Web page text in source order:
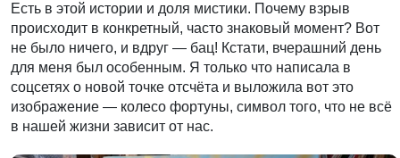
Есть в этой истории и доля мистики. Почему взрыв
происходит в конкретный, часто знаковый момент? Вот
не было ничего, и вдруг — бац! Кстати, вчерашний день
для меня был особенным. Я только что написала в
соцсетях о новой точке отсчёта и выложила вот это
изображение — колесо фортуны, символ того, что не всё
в нашей жизни зависит от нас.